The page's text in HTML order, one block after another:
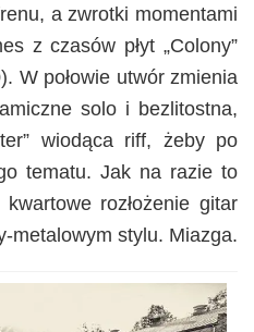
a zwrotki momentami
z czasów płyt „Colony”
W połowie utwór zmienia
solo i bezlitostna,
wiodąca riff, żeby po
tematu. Jak na razie to
rozłożenie gitar
metalowym stylu. Miazga.